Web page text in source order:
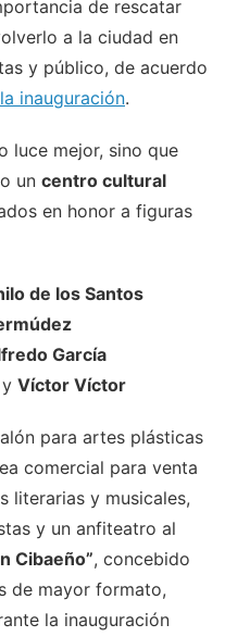
de rescatar
a la ciudad en
y público, de acuerdo
inauguración.
luce mejor, sino que
un centro cultural
en honor a figuras
de los Santos
García
y Víctor Víctor
para artes plásticas
comercial para venta
literarias y musicales,
y un anfiteatro al
Cibaeño”, concebido
de mayor formato,
la inauguración